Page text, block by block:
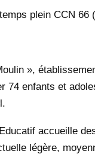
plein CCN 66
»,
74 enfants et
accueille
légère,